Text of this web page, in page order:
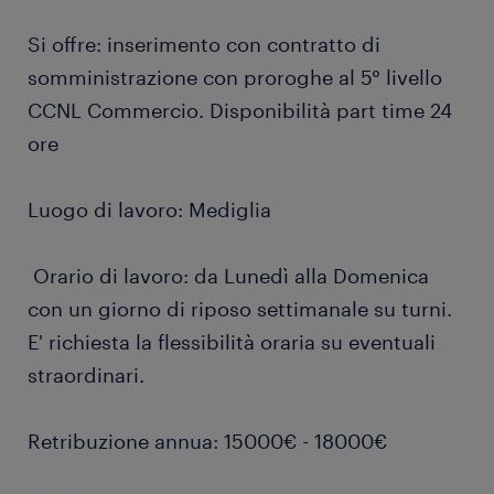
Si offre: inserimento con contratto di
somministrazione con proroghe al 5° livello
CCNL Commercio. Disponibilità part time 24
ore
Luogo di lavoro: Mediglia
Orario di lavoro: da Lunedì alla Domenica
con un giorno di riposo settimanale su turni.
E' richiesta la flessibilità oraria su eventuali
straordinari.
Retribuzione annua: 15000€ - 18000€